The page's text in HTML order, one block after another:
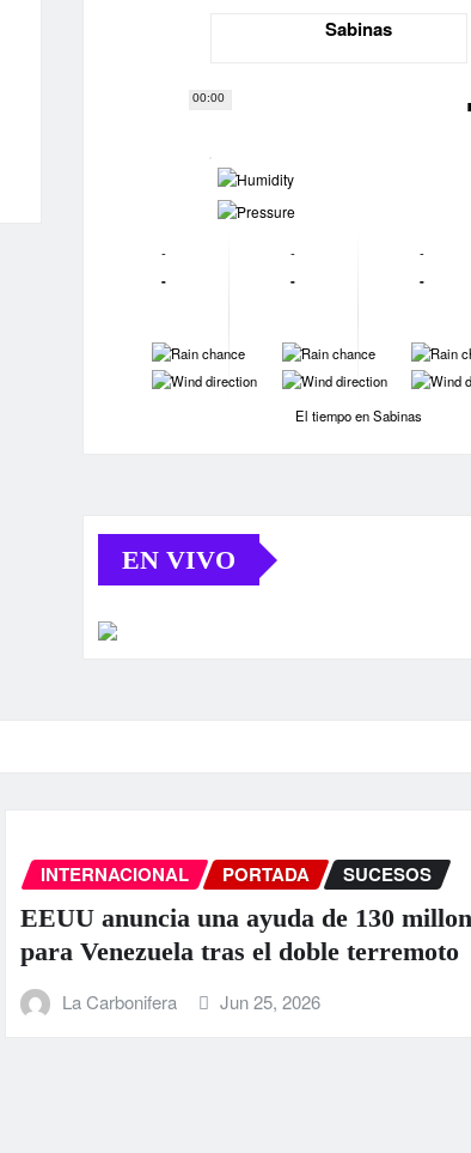
00:00
Sabinas
-
-
-
-
-
-
-
-
-
-
-
-
-
-
El tiempo en Sabinas
EN VIVO
INTERNACIONAL PORTADA
La ONU llama a la
ante los “devastadores”